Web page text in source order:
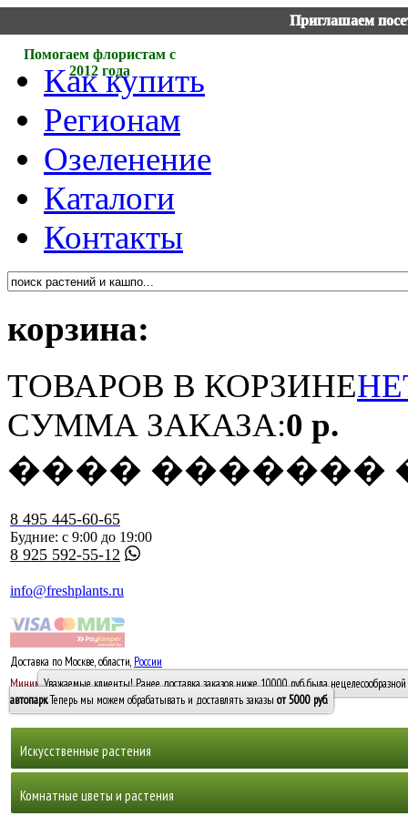
Приглашаем
Помогаем флористам с
2012 года
Как купить
Регионам
Озеленение
Каталоги
Контакты
корзина:
ТОВАРОВ В КОРЗИНЕ
СУММА ЗАКАЗА:0 р.
���� �������
8 495 445-60-65
Будние: с 9:00 до 19:00
8 925 592-55-12
info@freshplants.ru
Доставка по Москве, области, России
Минимальный заказ -10 0005000 руб.
Уважаемые клиенты! Ранее доставка заказов ниже 10000 руб. была
автопарк. Теперь мы можем обрабатывать и доставлять заказы от 5000 руб.
Искусственные растения
Горшечные растения, кусты и мох
Комнатные цветы и растения